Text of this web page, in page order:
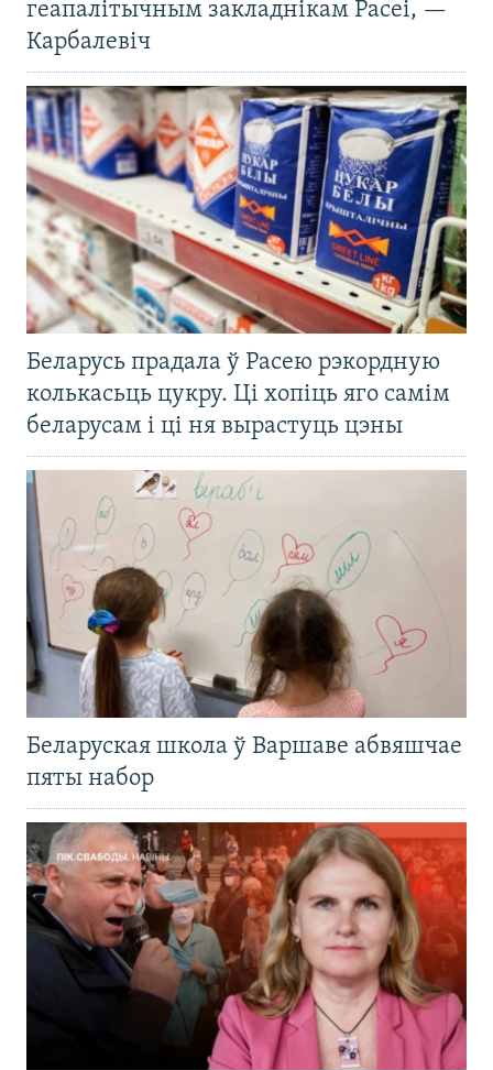
геапалітычным закладнікам Расеі, —
Карбалевіч
Беларусь прадала ў Расею рэкордную
колькасьць цукру. Ці хопіць яго самім
беларусам і ці ня вырастуць цэны
Беларуская школа ў Варшаве абвяшчае
пяты набор